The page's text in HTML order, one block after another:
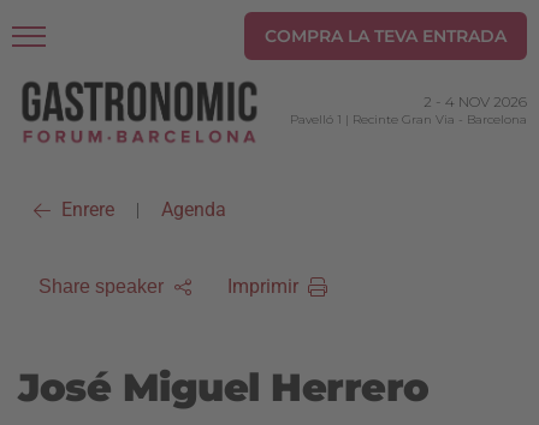
COMPRA LA TEVA ENTRADA
2 - 4 NOV 2026
Pavelló 1 | Recinte Gran Via - Barcelona
Enrere | Agenda
Share speaker Imprimir
José Miguel Herrero